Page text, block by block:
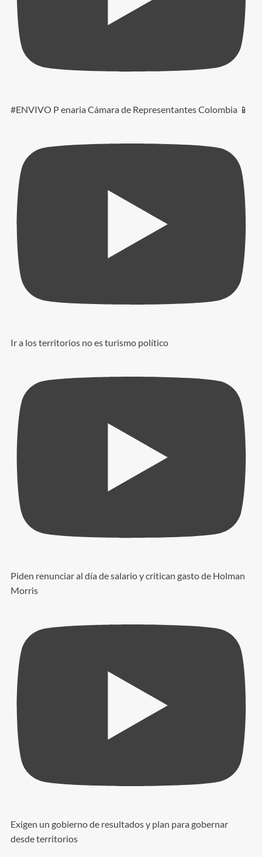
#ENVIVO P enaria Cámara de Representantes Colombia 📱
Ir a los territorios no es turismo político
Piden renunciar al día de salario y critican gasto de Holman
Morris
Exigen un gobierno de resultados y plan para gobernar
desde territorios